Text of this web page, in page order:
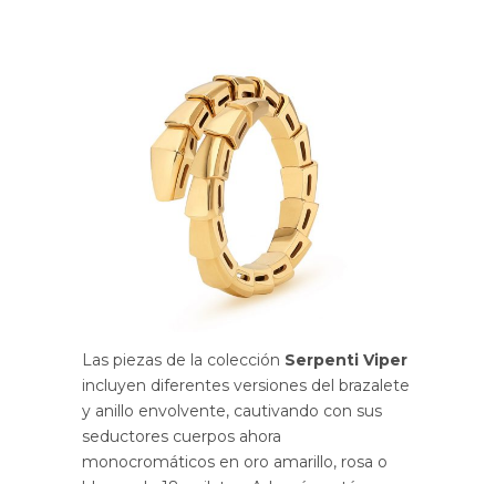
Las piezas de la colección Serpenti Viper
incluyen diferentes versiones del brazalete
y anillo envolvente, cautivando con sus
seductores cuerpos ahora
monocromáticos en oro amarillo, rosa o